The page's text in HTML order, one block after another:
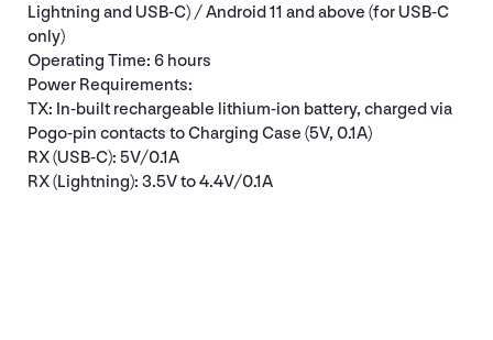
Lightning and USB-C) / Android 11 and above (for USB-C
only)
Operating Time: 6 hours
Power Requirements:
TX: In-built rechargeable lithium-ion battery, charged via
Pogo-pin contacts to Charging Case (5V, 0.1A)
RX (USB-C): 5V/0.1A
RX (Lightning): 3.5V to 4.4V/0.1A